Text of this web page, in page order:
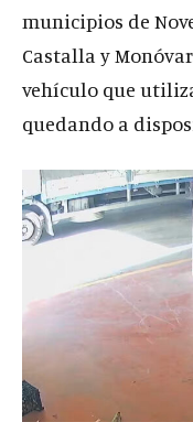
municipios de
Castalla y
vehículo que
quedando a